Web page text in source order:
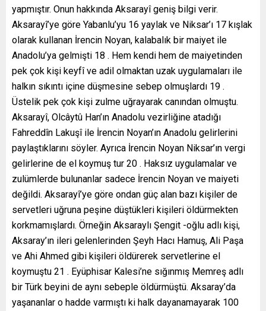
yapmıştır. Onun hakkında Aksarayî geniş bilgi verir.
Aksarayî’ye göre Yabanlu’yu 16 yaylak ve Niksar’ı 17 kışlak
olarak kullanan İrencin Noyan, kalabalık bir maiyet ile
Anadolu’ya gelmişti 18 . Hem kendi hem de maiyetinden
pek çok kişi keyfî ve adil olmaktan uzak uygulamaları ile
halkın sıkıntı içine düşmesine sebep olmuşlardı 19 .
Üstelik pek çok kişi zulme uğrayarak canından olmuştu.
Aksarayî, Olcâytû Han’ın Anadolu vezirliğine atadığı
Fahreddîn Lakuşî ile İrencin Noyan’ın Anadolu gelirlerini
paylaştıklarını söyler. Ayrıca İrencin Noyan Niksar’ın vergi
gelirlerine de el koymuş tur 20 . Haksız uygulamalar ve
zulümlerde bulunanlar sadece İrencin Noyan ve maiyeti
değildi. Aksarayî’ye göre ondan güç alan bazı kişiler de
servetleri uğruna peşine düştükleri kişileri öldürmekten
korkmamışlardı. Örneğin Aksaraylı Şengit -oğlu adlı kişi,
Aksaray’ın ileri gelenlerinden Şeyh Hacı Hamuş, Ali Paşa
ve Ahi Ahmed gibi kişileri öldürerek servetlerine el
koymuştu 21 . Eyüphisar Kalesi’ne sığınmış Memreş adlı
bir Türk beyini de aynı sebeple öldürmüştü. Aksaray’da
yaşananlar o hadde varmıştı ki halk dayanamayarak 100